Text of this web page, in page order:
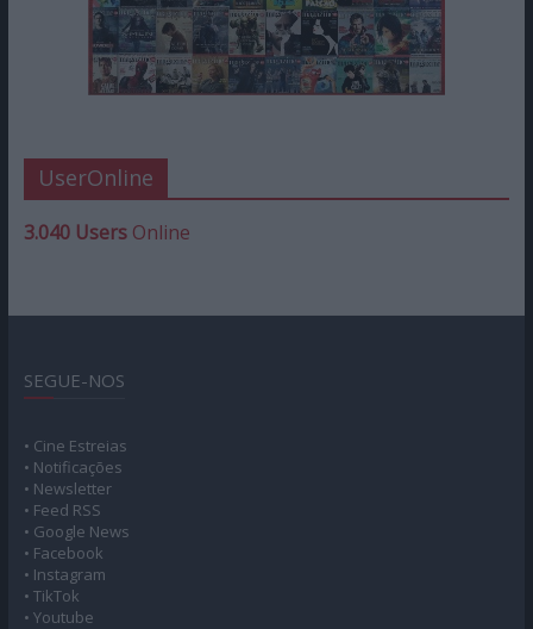
UserOnline
3.040 UsersOnline
SEGUE-NOS
• Cine Estreias
• Notificações
• Newsletter
• Feed RSS
• Google News
• Facebook
• Instagram
• TikTok
• Youtube